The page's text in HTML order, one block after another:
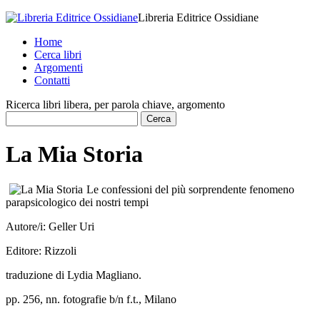
Libreria Editrice Ossidiane
Home
Cerca libri
Argomenti
Contatti
Ricerca libri libera, per parola chiave, argomento
La Mia Storia
Le confessioni del più sorprendente fenomeno
parapsicologico dei nostri tempi
Autore/i: Geller Uri
Editore: Rizzoli
traduzione di Lydia Magliano.
pp. 256, nn. fotografie b/n f.t., Milano